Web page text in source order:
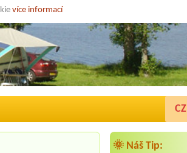
více informací
CZ
🌞 Náš Tip: